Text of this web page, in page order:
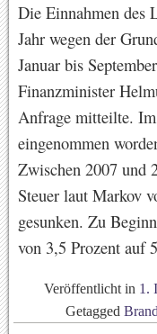
Die Einnahmen des
Jahr wegen der
Januar bis
Finanzminister
Anfrage mitteilte.
eingenommen
Zwischen 2007 und
Steuer laut Markov
gesunken. Zu
von 3,5 Prozent auf
Veröffentlicht in 1.
Getagged